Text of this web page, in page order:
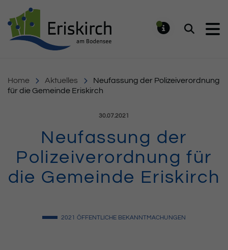
Suchen
Home Aktuelles
Neufassung der Polizeiverordnung
für die Gemeinde Eriskirch
Veröffentlicht am:
30.07.2021
Neufassung der
Polizeiverordnung für
die Gemeinde Eriskirch
2021 ÖFFENTLICHE BEKANNTMACHUNGEN